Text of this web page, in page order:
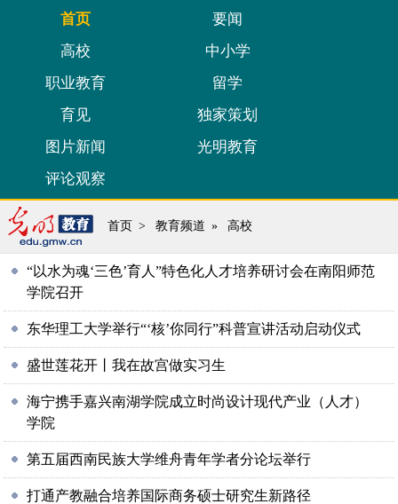
首页
要闻
高校
中小学
职业教育
留学
育见
独家策划
图片新闻
光明教育
评论观察
首页 > 教育频道 » 高校
“以水为魂‘三色’育人”特色化人才培养研讨会在南阳师范
学院召开
东华理工大学举行“‘核’你同行”科普宣讲活动启动仪式
盛世莲花开丨我在故宫做实习生
海宁携手嘉兴南湖学院成立时尚设计现代产业（人才）
学院
第五届西南民族大学维舟青年学者分论坛举行
打通产教融合培养国际商务硕士研究生新路径